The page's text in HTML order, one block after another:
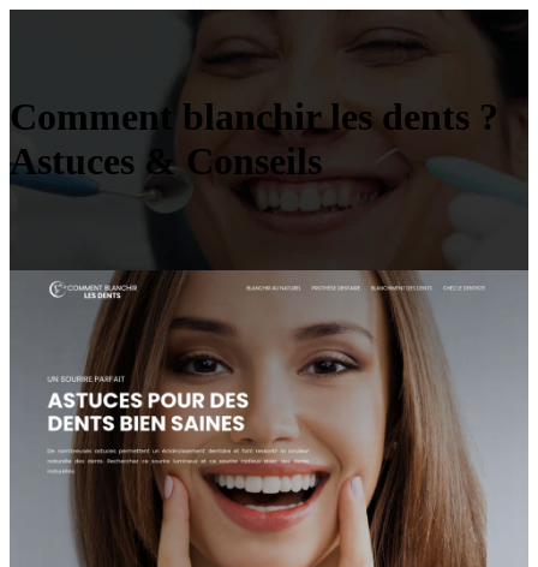
Comment blanchir les dents ?
Astuces & Conseils